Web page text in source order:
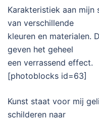
Karakteristiek aan mijn
van verschillende
kleuren en materialen.
geven het geheel
een verrassend effect.
[photoblocks id=63]
Kunst staat voor mij
schilderen naar